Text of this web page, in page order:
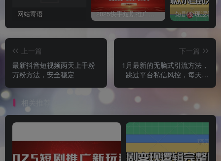
网站寄语 2025快手短剧推广新玩法，保姆级教学，日入多张，可矩阵操作
上一篇
最新抖音短视频两天上千粉
万粉方法，安全稳定
下一篇
1月最新的无脑式引流方法，
跳过平台私信风控，每天都
相关推荐